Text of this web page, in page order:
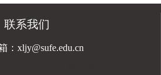
联系我们
：xljy@sufe.edu.cn